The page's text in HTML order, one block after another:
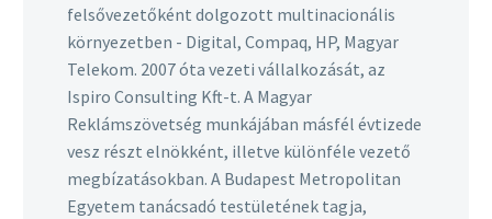
felsővezetőként dolgozott multinacionális
környezetben - Digital, Compaq, HP, Magyar
Telekom. 2007 óta vezeti vállalkozását, az
Ispiro Consulting Kft-t. A Magyar
Reklámszövetség munkájában másfél évtizede
vesz részt elnökként, illetve különféle vezető
megbízatásokban. A Budapest Metropolitan
Egyetem tanácsadó testületének tagja,